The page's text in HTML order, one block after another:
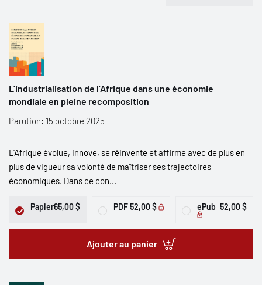
L’industrialisation de l’Afrique dans une économie
mondiale en pleine recomposition
Parution: 15 octobre 2025
L'Afrique évolue, innove, se réinvente et affirme avec de plus en
plus de vigueur sa volonté de maîtriser ses trajectoires
économiques. Dans ce con...
Papier65,00 $ PDF52,00 $ ePub 52,00 $
Ajouter au panier